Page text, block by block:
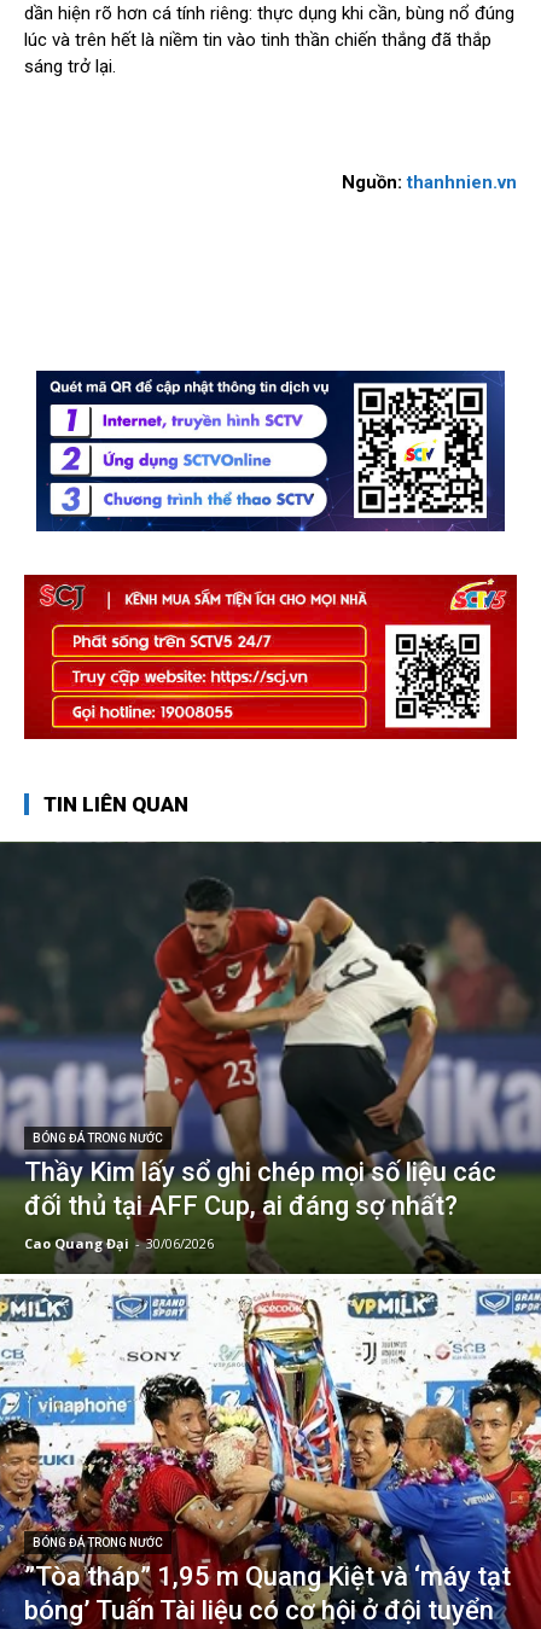
dần hiện rõ hơn cá tính riêng: thực dụng khi cần, bùng nổ đúng
lúc và trên hết là niềm tin vào tinh thần chiến thắng đã thắp
sáng trở lại.
Nguồn:thanhnien.vn
TIN LIÊN QUAN
BÓNG ĐÁ TRONG NƯỚC
Thầy Kim lấy sổ ghi chép mọi số liệu các
đối thủ tại AFF Cup, ai đáng sợ nhất?
Cao Quang Đại - 30/06/2026
BÓNG ĐÁ TRONG NƯỚC
”Tòa tháp” 1,95 m Quang Kiệt và ‘máy tạt
bóng’ Tuấn Tài liệu có cơ hội ở đội tuyển